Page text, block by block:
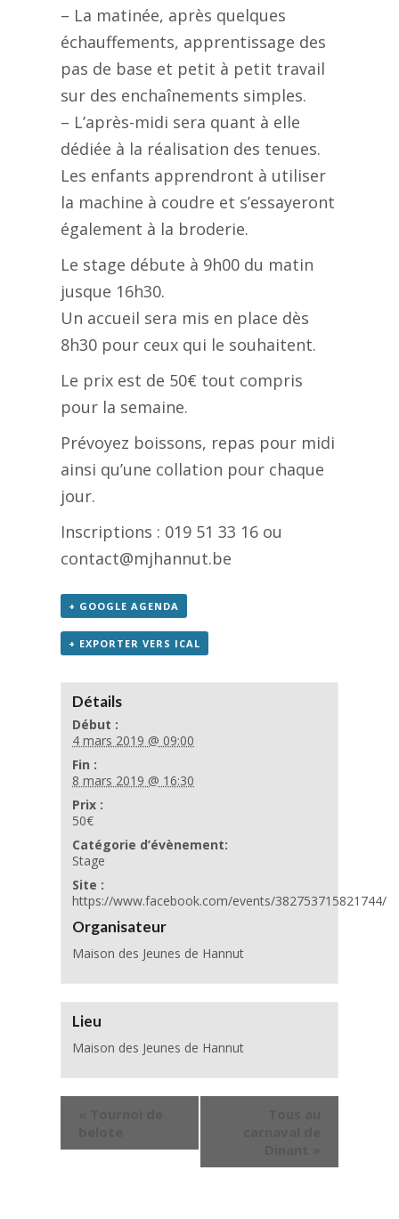
– La matinée, après quelques
échauffements, apprentissage des
pas de base et petit à petit travail
sur des enchaînements simples.
– L’après-midi sera quant à elle
dédiée à la réalisation des tenues.
Les enfants apprendront à utiliser
la machine à coudre et s’essayeront
également à la broderie.
Le stage débute à 9h00 du matin
jusque 16h30.
Un accueil sera mis en place dès
8h30 pour ceux qui le souhaitent.
Le prix est de 50€ tout compris
pour la semaine.
Prévoyez boissons, repas pour midi
ainsi qu’une collation pour chaque
jour.
Inscriptions : 019 51 33 16 ou
contact@mjhannut.be
+ GOOGLE AGENDA
+ EXPORTER VERS ICAL
Détails
Début :
4 mars 2019 @ 09:00
Fin :
8 mars 2019 @ 16:30
Prix :
50€
Catégorie d’évènement:
Stage
Site :
https://www.facebook.com/events/382753715821744/
Organisateur
Maison des Jeunes de Hannut
Lieu
Maison des Jeunes de Hannut